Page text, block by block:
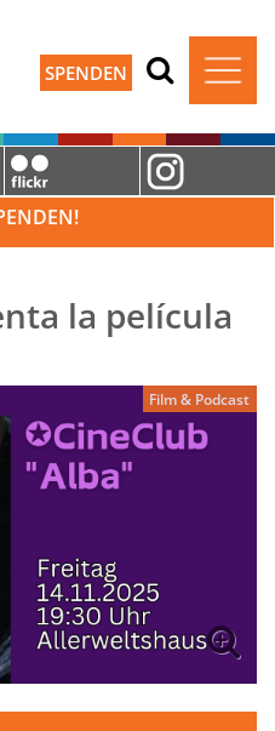
SPENDEN
la película
Film & Podcast